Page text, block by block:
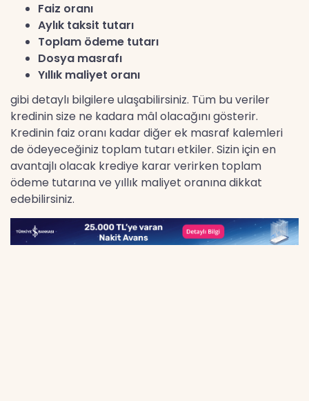
Faiz oranı
Aylık taksit tutarı
Toplam ödeme tutarı
Dosya masrafı
Yıllık maliyet oranı
gibi detaylı bilgilere ulaşabilirsiniz. Tüm bu veriler
kredinin size ne kadara mâl olacağını gösterir.
Kredinin faiz oranı kadar diğer ek masraf kalemleri
de ödeyeceğiniz toplam tutarı etkiler. Sizin için en
avantajlı olacak krediye karar verirken toplam
ödeme tutarına ve yıllık maliyet oranına dikkat
edebilirsiniz.